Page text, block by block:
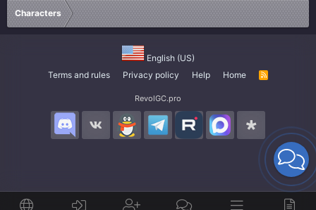
Characters
English (US)
Terms and rules
Privacy policy Help Home
R
RevolGC.pro